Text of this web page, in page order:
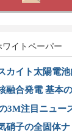
ワイトペーパー
カイト太陽電
融合発電 基本
3M注目ニュ
硝子の全固体